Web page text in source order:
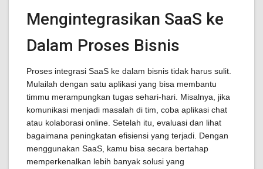
Mengintegrasikan SaaS ke
Dalam Proses Bisnis
Proses integrasi SaaS ke dalam bisnis tidak harus sulit.
Mulailah dengan satu aplikasi yang bisa membantu
timmu merampungkan tugas sehari-hari. Misalnya, jika
komunikasi menjadi masalah di tim, coba aplikasi chat
atau kolaborasi online. Setelah itu, evaluasi dan lihat
bagaimana peningkatan efisiensi yang terjadi. Dengan
menggunakan SaaS, kamu bisa secara bertahap
memperkenalkan lebih banyak solusi yang